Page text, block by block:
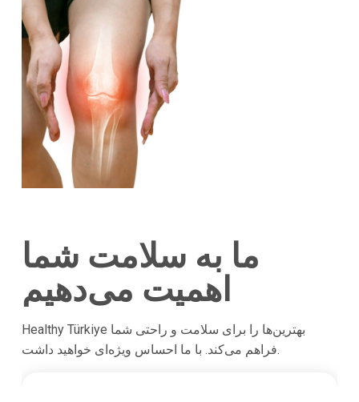
ما به سلامت شما
اهمیت می‌دهیم
Healthy Türkiye بهترین‌ها را برای سلامت و راحتی شما
فراهم می‌کند. با ما احساس ویژه‌ای خواهید داشت.